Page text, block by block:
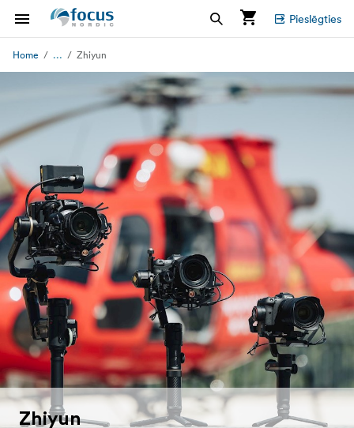
Pieslēgties
Home ... Zhiyun
Zhiyun